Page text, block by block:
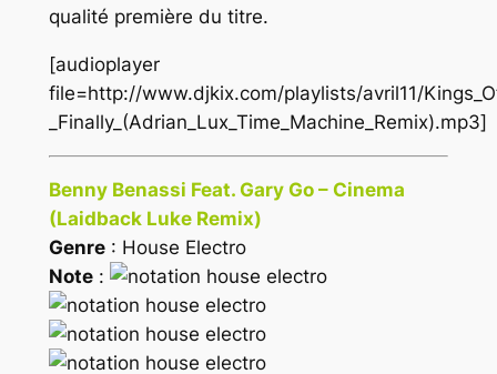
qualité première du titre.
[audioplayer
file=http://www.djkix.com/playlists/avril11/
_Finally_(Adrian_Lux_Time_Machine_Remix).mp3]
Benny Benassi Feat. Gary Go – Cinema
(Laidback Luke Remix)
Genre: House Electro
Note: